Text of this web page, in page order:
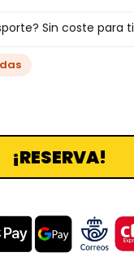
Sin coste para ti
¡RESERVA!